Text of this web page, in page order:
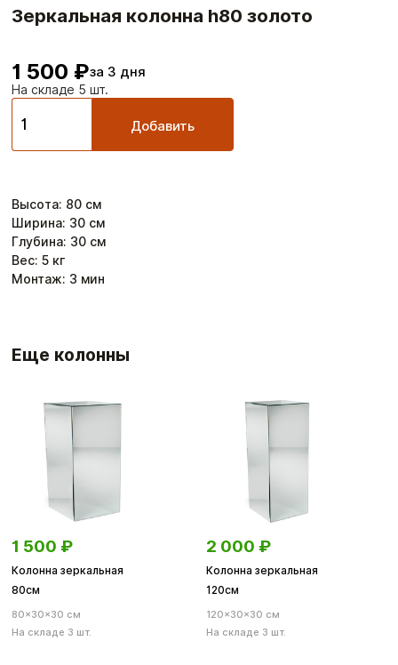
Зеркальная колонна h80 золото
1 500 ₽за 3 дня
На складе 5 шт.
Добавить
Высота: 80 см
Ширина: 30 см
Глубина: 30 см
Вес: 5 кг
Монтаж: 3 мин
Еще колонны
1 500 ₽
Колонна зеркальная
80см
80×30×30 см
На складе 3 шт.
2 000 ₽
Колонна зеркальная
120см
120×30×30 см
На складе 3 шт.